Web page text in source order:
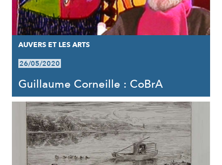
AUVERS ET LES ARTS
26/05/2020
Guillaume Corneille : CoBrA